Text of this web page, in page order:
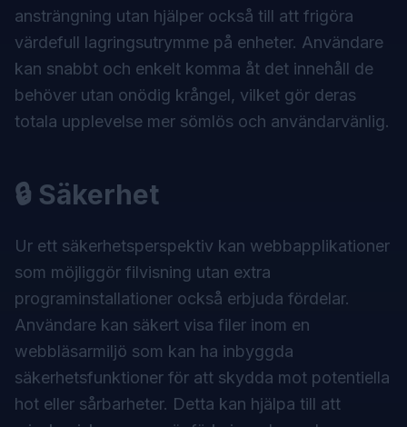
ansträngning utan hjälper också till att frigöra
värdefull lagringsutrymme på enheter. Användare
kan snabbt och enkelt komma åt det innehåll de
behöver utan onödig krångel, vilket gör deras
totala upplevelse mer sömlös och användarvänlig.
🔒 Säkerhet
Ur ett säkerhetsperspektiv kan webbapplikationer
som möjliggör filvisning utan extra
programinstallationer också erbjuda fördelar.
Användare kan säkert visa filer inom en
webbläsarmiljö som kan ha inbyggda
säkerhetsfunktioner för att skydda mot potentiella
hot eller sårbarheter. Detta kan hjälpa till att